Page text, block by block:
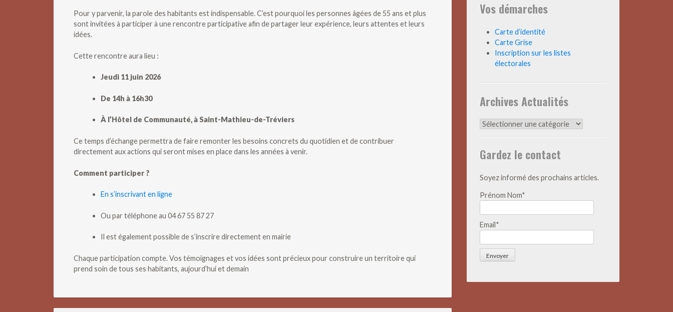
Pour y parvenir, la parole des habitants est indispensable. C’est pourquoi les personnes âgées de 55 ans et plus
sont invitées à participer à une rencontre participative afin de partager leur expérience, leurs attentes et leurs
idées.
Cette rencontre aura lieu :
Jeudi 11 juin 2026
De 14h à 16h30
À l’Hôtel de Communauté, à Saint-Mathieu-de-Tréviers
Ce temps d’échange permettra de faire remonter les besoins concrets du quotidien et de contribuer
directement aux actions qui seront mises en place dans les années à venir.
Comment participer ?
En s’inscrivant en ligne
Ou par téléphone au 04 67 55 87 27
Il est également possible de s’inscrire directement en mairie
Chaque participation compte. Vos témoignages et vos idées sont précieux pour construire un territoire qui
prend soin de tous ses habitants, aujourd’hui et demain
Vos démarches
Carte d’identité
Carte Grise
Inscription sur les listes
électorales
Archives Actualités
Archives
Gardez le contact
Soyez informé des prochains articles.
Prénom Nom*
Email*